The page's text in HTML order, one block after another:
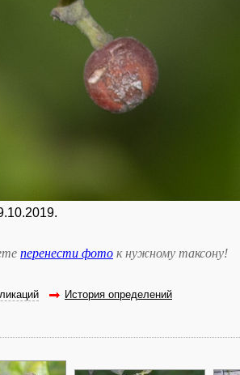
перенести фото к нужному таксону!
История определений